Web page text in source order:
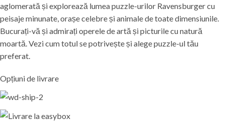
aglomerată și explorează lumea puzzle-urilor Ravensburger cu
peisaje minunate, orașe celebre și animale de toate dimensiunile.
Bucurați-vă și admirați operele de artă și picturile cu natură
moartă. Vezi cum totul se potrivește și alege puzzle-ul tău
preferat.
Opțiuni de livrare